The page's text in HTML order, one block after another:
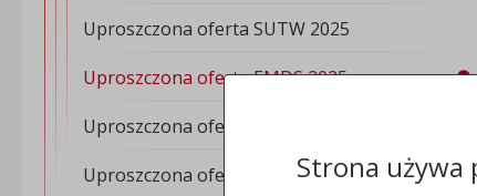
Uproszczona oferta SUTW 2025
Uproszczona oferta EMDS 2025
Uproszczona oferta PZERiI 2025
Uproszczona oferta Oddział PTTKStrona używa